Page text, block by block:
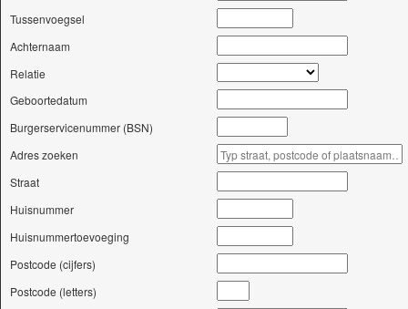
Tussenvoegsel
Achternaam
Relatie
Geboortedatum
Burgerservicenummer (BSN)
Adres zoeken
Straat
Huisnummer
Huisnummertoevoeging
Postcode (cijfers)
Postcode (letters)